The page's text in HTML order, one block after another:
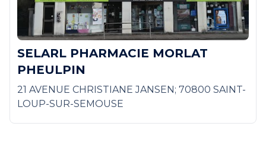
SELARL PHARMACIE MORLAT
PHEULPIN
21 AVENUE CHRISTIANE JANSEN; 70800 SAINT-
LOUP-SUR-SEMOUSE